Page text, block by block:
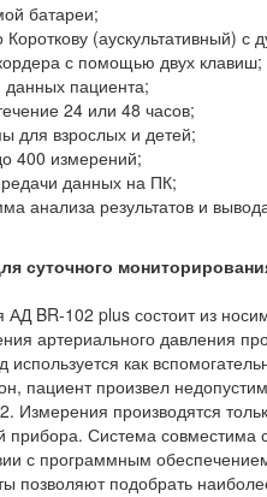
батареи;
(аускультативный)
с помощью двух клавиш;
данных пациента;
24 или 48 часов;
для взрослых и детей;
400 измерений;
данных на ПК;
анализа результатов и
суточного
BR-102 plus состоит из
артериального давления
используется как
пациент произвел
Измерения производятся
прибора. Система
с программным
позволяют подобрать